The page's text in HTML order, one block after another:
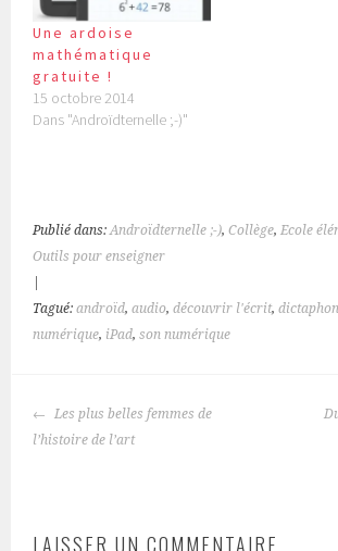
Une ardoise
mathématique
gratuite !
15 octobre 2014
Dans "Androïdternelle ;-)"
Publié dans:Androïdternelle ;-),Collège,Ecole
Outils pour enseigner
Tagué:androïd,audio,découvrir l'écrit,
numérique, iPad,son numérique
NAVIGATION
DES
Les plus belles femmes de
l’histoire de l’art
LAISSER UN COMMENTAIRE